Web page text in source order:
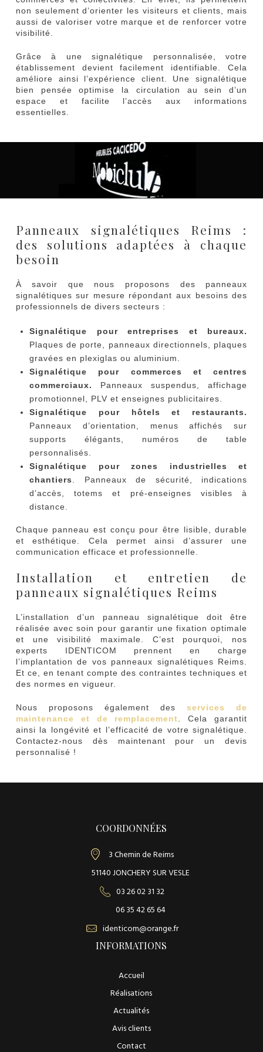
non seulement d’orienter les visiteurs et clients, mais
aussi de valoriser votre marque et de renforcer votre
visibilité.
Grâce à une signalétique personnalisée, votre
établissement devient facilement identifiable. Cela
améliore ainsi l’expérience client. Une signalétique
bien pensée optimise la circulation au sein d’un
espace et facilite l’accès aux informations
essentielles.
Panneaux signalétiques Reims :
des solutions adaptées à chaque
besoin
À savoir que nous proposons des panneaux
signalétiques sur mesure répondant aux besoins des
professionnels de divers secteurs :
Signalétique pour entreprises et bureaux.
Plaques de porte, panneaux directionnels, plaques
gravées en plexiglas ou aluminium.
Signalétique pour commerces et centres
commerciaux.
Panneaux suspendus, affichage
promotionnel, PLV et enseignes publicitaires.
Signalétique pour hôtels et restaurants.
Panneaux d’orientation, menus affichés sur
supports élégants, numéros de table
personnalisés.
Signalétique pour zones industrielles et
chantiers
. Panneaux de sécurité, indications
d’accès, totems et pré-enseignes visibles à
distance.
Chaque panneau est conçu pour être lisible, durable
et esthétique. Cela permet ainsi d’assurer une
communication efficace et professionnelle.
Installation et entretien de
panneaux signalétiques Reims
L’installation d’un panneau signalétique doit être
réalisée avec soin pour garantir une fixation optimale
et une visibilité maximale. C’est pourquoi, nos
experts IDENTICOM prennent en charge
l’implantation de vos panneaux signalétiques Reims.
Et ce, en tenant compte des contraintes techniques et
des normes en vigueur.
Nous proposons également desservices de
maintenance et de remplacement . Cela garantit
ainsi la longévité et l’efficacité de votre signalétique.
Contactez-nous dès maintenant pour un devis
personnalisé !
COORDONNÉES
3 Chemin de Reims
51140 JONCHERY SUR VESLE
03 26 02 31 32
06 35 42 65 64
identicom@orange.fr
INFORMATIONS
Accueil
Réalisations
Actualités
Avis clients
Contact